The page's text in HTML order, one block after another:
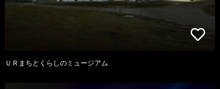
ＵＲまちとくらしのミュージアム